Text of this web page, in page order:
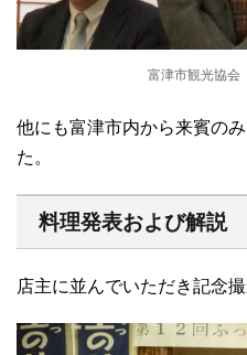
富津市観光協
他にも富津市内から来賓の
た。
料理発表および解説
店主に並んでいただき記念撮